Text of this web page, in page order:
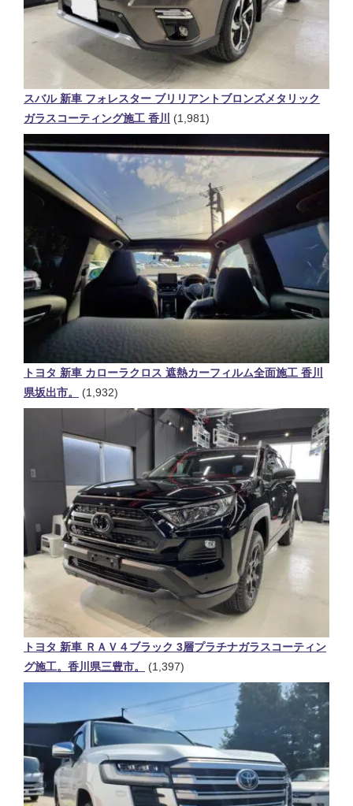
スバル 新車 フォレスター ブリリアントブロンズメタリック
ガラスコーティング施工 香川
(1,981)
トヨタ 新車 カローラクロス 遮熱カーフィルム全面施工 香川
県坂出市。
(1,932)
トヨタ 新車 ＲＡＶ４ブラック 3層プラチナガラスコーティン
グ施工。香川県三豊市。
(1,397)